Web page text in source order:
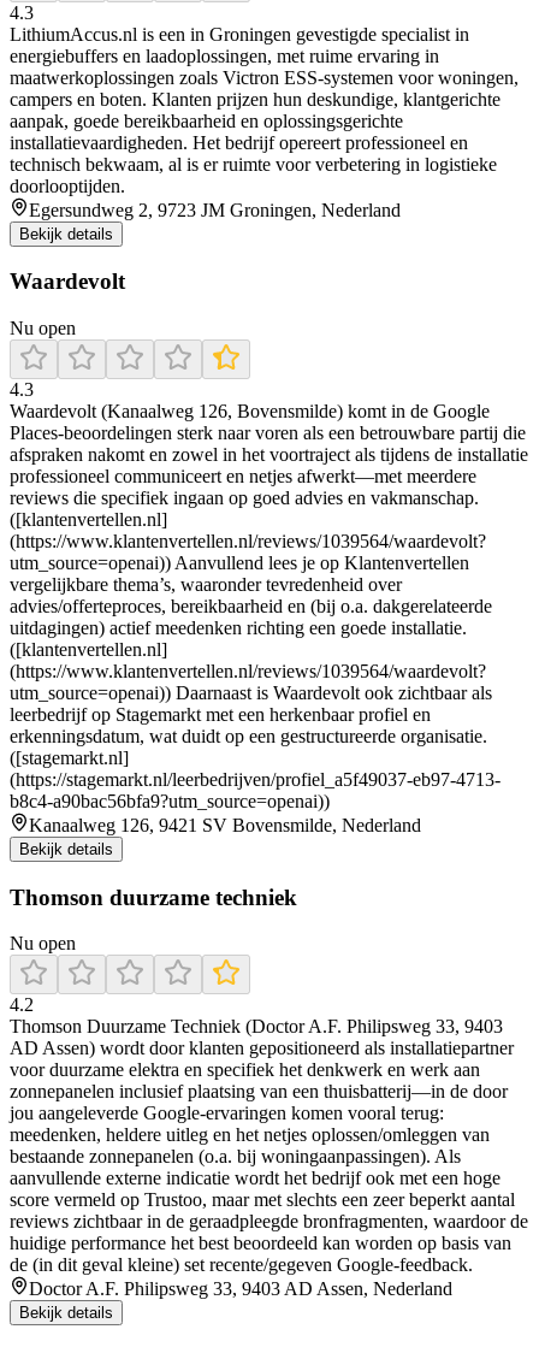
4.3
LithiumAccus.nl is een in Groningen gevestigde specialist in
energiebuffers en laadoplossingen, met ruime ervaring in
maatwerkoplossingen zoals Victron ESS-systemen voor woningen,
campers en boten. Klanten prijzen hun deskundige, klantgerichte
aanpak, goede bereikbaarheid en oplossingsgerichte
installatievaardigheden. Het bedrijf opereert professioneel en
technisch bekwaam, al is er ruimte voor verbetering in logistieke
doorlooptijden.
Egersundweg 2, 9723 JM Groningen, Nederland
Bekijk details
Waardevolt
Nu open
4.3
Waardevolt (Kanaalweg 126, Bovensmilde) komt in de Google
Places-beoordelingen sterk naar voren als een betrouwbare partij die
afspraken nakomt en zowel in het voortraject als tijdens de installatie
professioneel communiceert en netjes afwerkt—met meerdere
reviews die specifiek ingaan op goed advies en vakmanschap.
([klantenvertellen.nl]
(https://www.klantenvertellen.nl/reviews/1039564/waardevolt?
utm_source=openai)) Aanvullend lees je op Klantenvertellen
vergelijkbare thema’s, waaronder tevredenheid over
advies/offerteproces, bereikbaarheid en (bij o.a. dakgerelateerde
uitdagingen) actief meedenken richting een goede installatie.
([klantenvertellen.nl]
(https://www.klantenvertellen.nl/reviews/1039564/waardevolt?
utm_source=openai)) Daarnaast is Waardevolt ook zichtbaar als
leerbedrijf op Stagemarkt met een herkenbaar profiel en
erkenningsdatum, wat duidt op een gestructureerde organisatie.
([stagemarkt.nl]
(https://stagemarkt.nl/leerbedrijven/profiel_a5f49037-eb97-4713-
b8c4-a90bac56bfa9?utm_source=openai))
Kanaalweg 126, 9421 SV Bovensmilde, Nederland
Bekijk details
Thomson duurzame techniek
Nu open
4.2
Thomson Duurzame Techniek (Doctor A.F. Philipsweg 33, 9403
AD Assen) wordt door klanten gepositioneerd als installatiepartner
voor duurzame elektra en specifiek het denkwerk en werk aan
zonnepanelen inclusief plaatsing van een thuisbatterij—in de door
jou aangeleverde Google-ervaringen komen vooral terug:
meedenken, heldere uitleg en het netjes oplossen/omleggen van
bestaande zonnepanelen (o.a. bij woningaanpassingen). Als
aanvullende externe indicatie wordt het bedrijf ook met een hoge
score vermeld op Trustoo, maar met slechts een zeer beperkt aantal
reviews zichtbaar in de geraadpleegde bronfragmenten, waardoor de
huidige performance het best beoordeeld kan worden op basis van
de (in dit geval kleine) set recente/gegeven Google-feedback.
Doctor A.F. Philipsweg 33, 9403 AD Assen, Nederland
Bekijk details